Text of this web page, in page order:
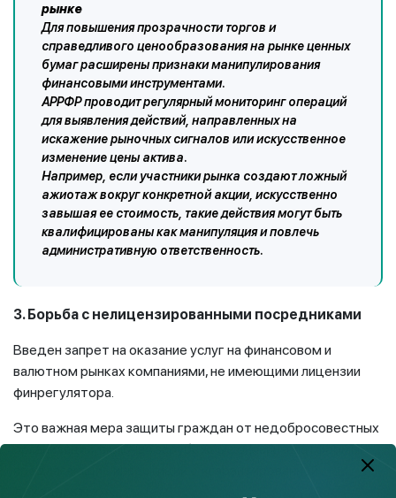
рынке
Для повышения прозрачности торгов и
справедливого ценообразования на рынке ценных
бумаг расширены признаки манипулирования
финансовыми инструментами.
АРРФР проводит регулярный мониторинг операций
для выявления действий, направленных на
искажение рыночных сигналов или искусственное
изменение цены актива.
Например, если участники рынка создают ложный
ажиотаж вокруг конкретной акции, искусственно
завышая ее стоимость, такие действия могут быть
квалифицированы как манипуляция и повлечь
административную ответственность.
3. Борьба с нелицензированными посредниками
Введен запрет на оказание услуг на финансовом и
валютном рынках компаниями, не имеющими лицензии
финрегулятора.
Это важная мера защиты граждан от недобросовестных
организаций, включая зарубежные онлайн-платформы,